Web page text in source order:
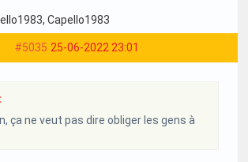
, Capello1983
#5035 25-06-2022 23:01
ça ne veut pas dire obliger les gens à